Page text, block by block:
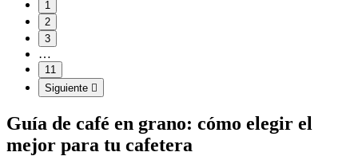
1
2
3
…
11
Siguiente 
Guía de café en grano: cómo elegir el
mejor para tu cafetera